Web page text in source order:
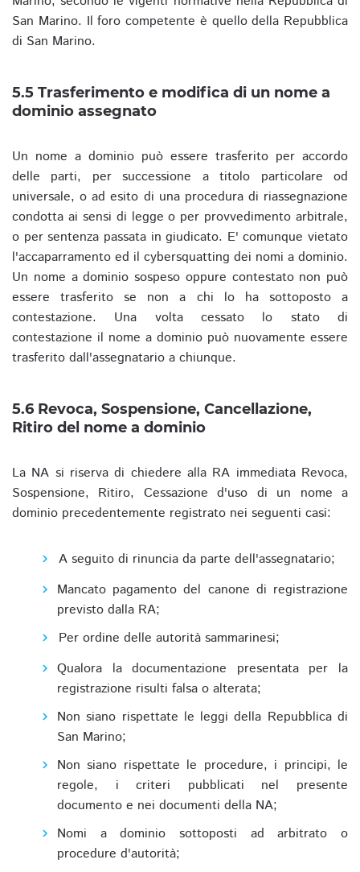
San Marino. Il foro competente è quello della Repubblica
di San Marino.
5.5 Trasferimento e modifica di un nome a
dominio assegnato
Un nome a dominio può essere trasferito per accordo
delle parti, per successione a titolo particolare od
universale, o ad esito di una procedura di riassegnazione
condotta ai sensi di legge o per provvedimento arbitrale,
o per sentenza passata in giudicato. E' comunque vietato
l'accaparramento ed il cybersquatting dei nomi a dominio.
Un nome a dominio sospeso oppure contestato non può
essere trasferito se non a chi lo ha sottoposto a
contestazione. Una volta cessato lo stato di
contestazione il nome a dominio può nuovamente essere
trasferito dall'assegnatario a chiunque.
5.6 Revoca, Sospensione, Cancellazione,
Ritiro del nome a dominio
La NA si riserva di chiedere alla RA immediata Revoca,
Sospensione, Ritiro, Cessazione d'uso di un nome a
dominio precedentemente registrato nei seguenti casi:
A seguito di rinuncia da parte dell'assegnatario;
Mancato pagamento del canone di registrazione
previsto dalla RA;
Per ordine delle autorità sammarinesi;
Qualora la documentazione presentata per la
registrazione risulti falsa o alterata;
Non siano rispettate le leggi della Repubblica di
San Marino;
Non siano rispettate le procedure, i principi, le
regole, i criteri pubblicati nel presente
documento e nei documenti della NA;
Nomi a dominio sottoposti ad arbitrato o
procedure d'autorità;